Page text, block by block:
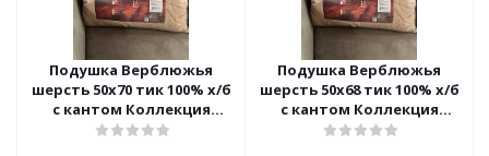
Подушка Верблюжья
шерсть 50х70 тик 100% х/б
с кантом Коллекция
САХАРА Люкс Орхидея
Подушка Верблюжья
шерсть 50х68 тик 100% х/б
с кантом Коллекция
САХАРА Люкс Орхидея